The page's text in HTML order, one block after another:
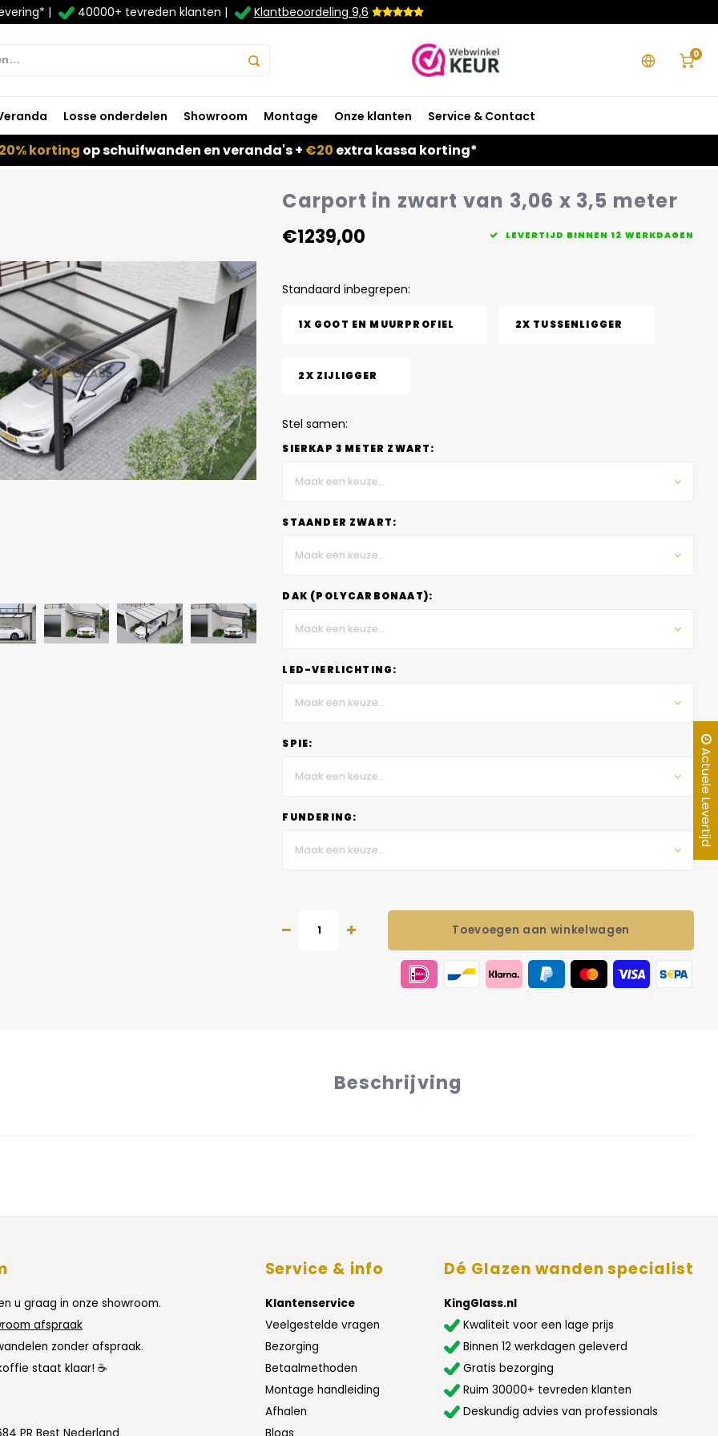
| 40000+ tevreden klanten | Klantbeoordeling 9,6
0
Losse onderdelen Showroom Montage Onze klanten Service & Contact
korting op schuifwanden en veranda's + €20 extra kassa korting*
Carport in zwart van 3,06 x 3,5 meter
€1239,00 LEVERTIJD BINNEN 12 WERKDAGEN
Standaard inbegrepen:
1X GOOT EN MUURPROFIEL 2X TUSSENLIGGER
2X ZIJLIGGER
Stel samen:
SIERKAP 3 METER ZWART:
Maak een keuze...
STAANDER ZWART:
Maak een keuze...
DAK (POLYCARBONAAT):
Maak een keuze...
LED-VERLICHTING:
Maak een keuze...
SPIE:
Maak een keuze...
FUNDERING:
Maak een keuze...
Toevoegen aan winkelwagen
Beschrijving
u graag in onze showroom.
afspraak
zonder afspraak.
staat klaar! ☕
PR Best Nederland
Service & info
Klantenservice
Veelgestelde vragen
Bezorging
Betaalmethoden
Montage handleiding
Afhalen
Blogs
Dé Glazen wanden specialist
KingGlass.nl
Kwaliteit voor een lage prijs
Binnen 12 werkdagen geleverd
Gratis bezorging
Ruim 30000+ tevreden klanten
Deskundig advies van professionals
Actuele Levertijd